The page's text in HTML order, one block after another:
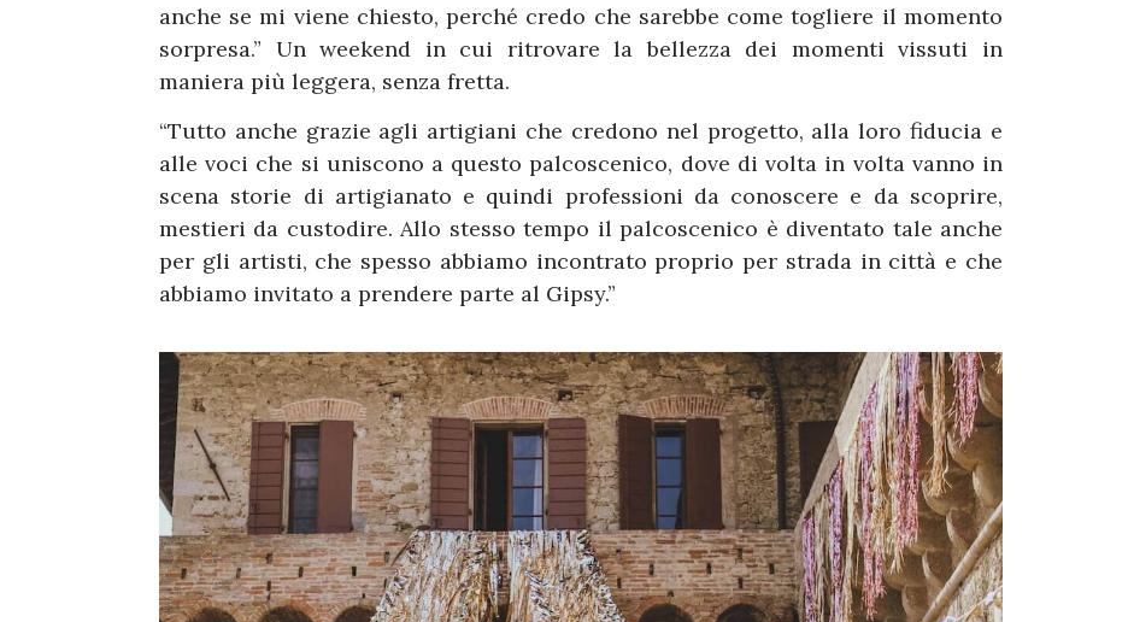
anche se mi viene chiesto, perché credo che sarebbe come togliere il momento
sorpresa.” Un weekend in cui ritrovare la bellezza dei momenti vissuti in
maniera più leggera, senza fretta.
“Tutto anche grazie agli artigiani che credono nel progetto, alla loro fiducia e
alle voci che si uniscono a questo palcoscenico, dove di volta in volta vanno in
scena storie di artigianato e quindi professioni da conoscere e da scoprire,
mestieri da custodire. Allo stesso tempo il palcoscenico è diventato tale anche
per gli artisti, che spesso abbiamo incontrato proprio per strada in città e che
abbiamo invitato a prendere parte al Gipsy.”